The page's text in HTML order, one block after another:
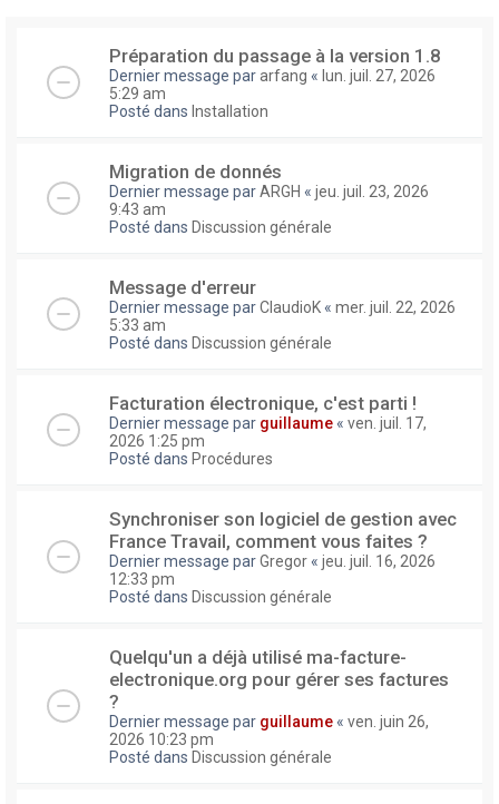
Préparation du passage à la version 1.8
Dernier message pararfang « lun. juil. 27, 2026
5:29 am
Posté dans Installation
Migration de donnés
Dernier message parARGH « jeu. juil. 23, 2026
9:43 am
Posté dans Discussion générale
Message d'erreur
Dernier message parClaudioK « mer. juil. 22, 2026
5:33 am
Posté dans Discussion générale
Facturation électronique, c'est parti !
Dernier message par guillaume « ven. juil. 17,
2026 1:25 pm
Posté dans Procédures
Synchroniser son logiciel de gestion avec
France Travail, comment vous faites ?
Dernier message parGregor « jeu. juil. 16, 2026
12:33 pm
Posté dans Discussion générale
Quelqu'un a déjà utilisé ma-facture-
electronique.org pour gérer ses factures
?
Dernier message par guillaume « ven. juin 26,
2026 10:23 pm
Posté dans Discussion générale